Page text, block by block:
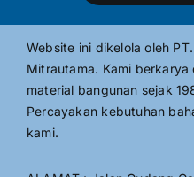
Website ini dikelola oleh
Mitrautama. Kami
material bangunan sejak
Percayakan kebutuhan
kami.